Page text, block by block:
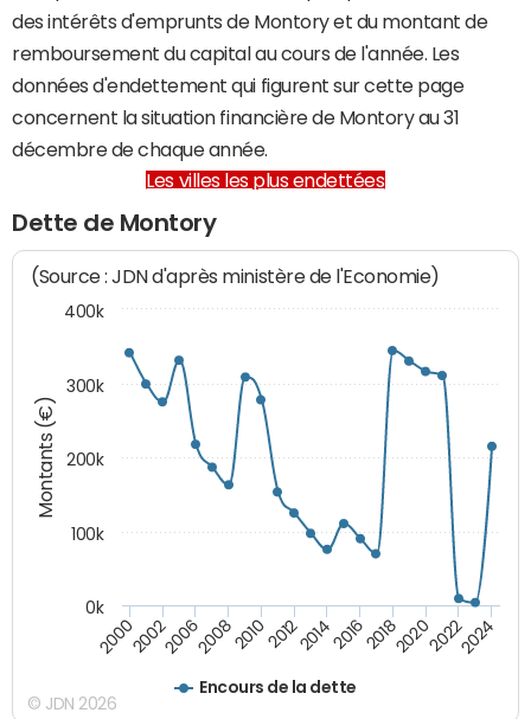
des intérêts d'emprunts de Montory et du montant de
remboursement du capital au cours de l'année. Les
données d'endettement qui figurent sur cette page
concernent la situation financière de Montory au 31
décembre de chaque année.
Les villes les plus endettées
Dette de Montory
Montants (€)
(Source : JDN d'après ministère de l'Economie)
Encours de la dette
200020022006200820102012201420162018202020222024
0k
100k
200k
300k
400k
© JDN 2026